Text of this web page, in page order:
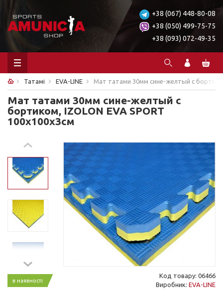
+38 (067) 448-80-08
+38 (050) 499-75-75
+38 (093) 072-49-35
Татамі EVA-LINE Мат татами 30мм сине-желтый с
Мат татами 30мм сине-желтый с
бортиком, IZOLON EVA SPORT
100х100х3см
в наявності
Код товару: 06466
Виробник: EVA-LINE